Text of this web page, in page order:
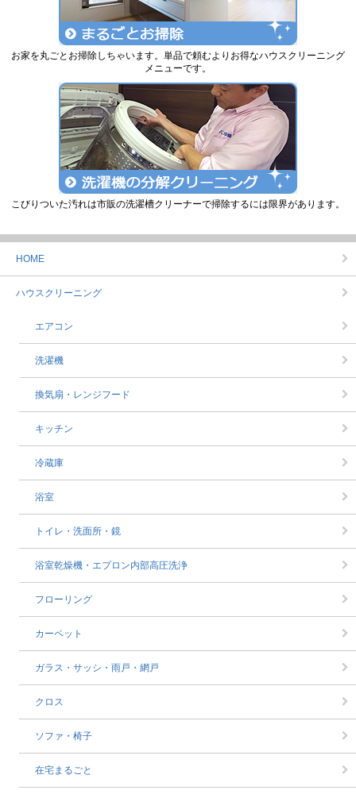
お家を丸ごとお掃除しちゃいます。単品で頼むよりお得なハウスクリーニング
メニューです。
こびりついた汚れは市販の洗濯槽クリーナーで掃除するには限界があります。
HOME
ハウスクリーニング
エアコン
洗濯機
換気扇・レンジフード
キッチン
冷蔵庫
浴室
トイレ・洗面所・鏡
浴室乾燥機・エプロン内部高圧洗浄
フローリング
カーペット
ガラス・サッシ・雨戸・網戸
クロス
ソファ・椅子
在宅まるごと